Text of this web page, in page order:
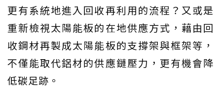
更有系統地進入回收再利用的流程？又或是
重新檢視太陽能板的在地供應方式，藉由回
收鋼材再製成太陽能板的支撐架與框架等，
不僅能取代鋁材的供應鏈壓力，更有機會降
低碳足跡。